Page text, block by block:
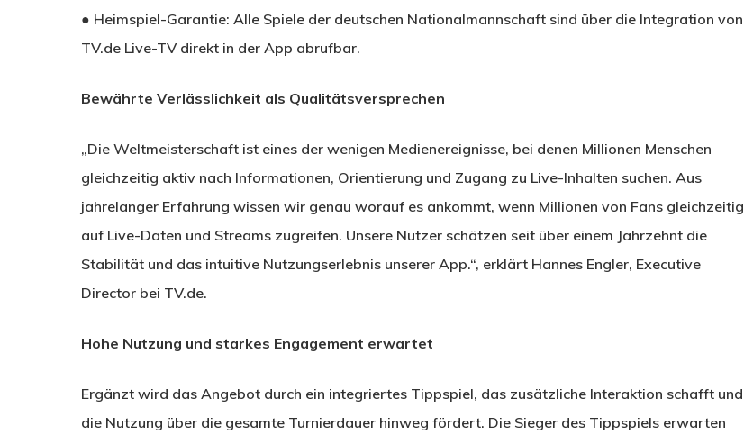
● Heimspiel-Garantie: Alle Spiele der deutschen Nationalmannschaft sind über die Integration von
TV.de Live-TV direkt in der App abrufbar.
Bewährte Verlässlichkeit als Qualitätsversprechen
„Die Weltmeisterschaft ist eines der wenigen Medienereignisse, bei denen Millionen Menschen
gleichzeitig aktiv nach Informationen, Orientierung und Zugang zu Live-Inhalten suchen. Aus
jahrelanger Erfahrung wissen wir genau worauf es ankommt, wenn Millionen von Fans gleichzeitig
auf Live-Daten und Streams zugreifen. Unsere Nutzer schätzen seit über einem Jahrzehnt die
Stabilität und das intuitive Nutzungserlebnis unserer App.“, erklärt Hannes Engler, Executive
Director bei TV.de.
Hohe Nutzung und starkes Engagement erwartet
Ergänzt wird das Angebot durch ein integriertes Tippspiel, das zusätzliche Interaktion schafft und
die Nutzung über die gesamte Turnierdauer hinweg fördert. Die Sieger des Tippspiels erwarten